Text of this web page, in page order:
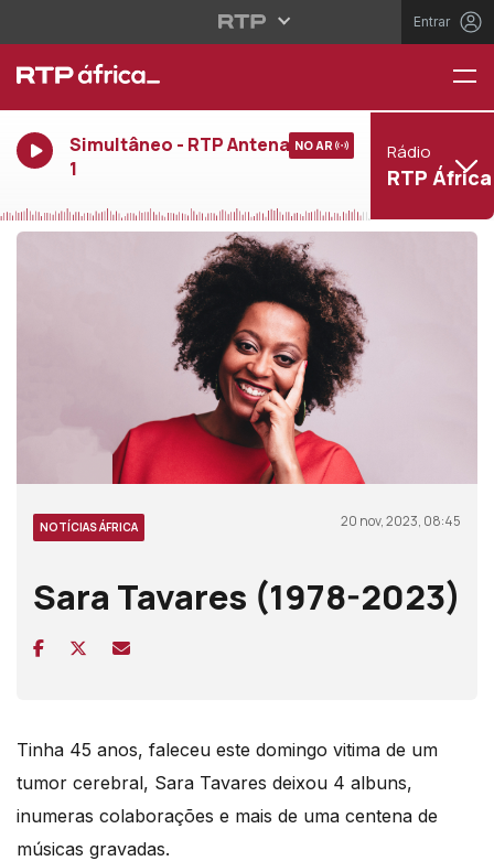
Entrar
Simultâneo - RTP Antena
1
NO AR Rádio
RTP África
NOTÍCIAS ÁFRICA 20 nov, 2023, 08:45
Sara Tavares (1978-2023)
Tinha 45 anos, faleceu este domingo vitima de um
tumor cerebral, Sara Tavares deixou 4 albuns,
inumeras colaborações e mais de uma centena de
músicas gravadas.